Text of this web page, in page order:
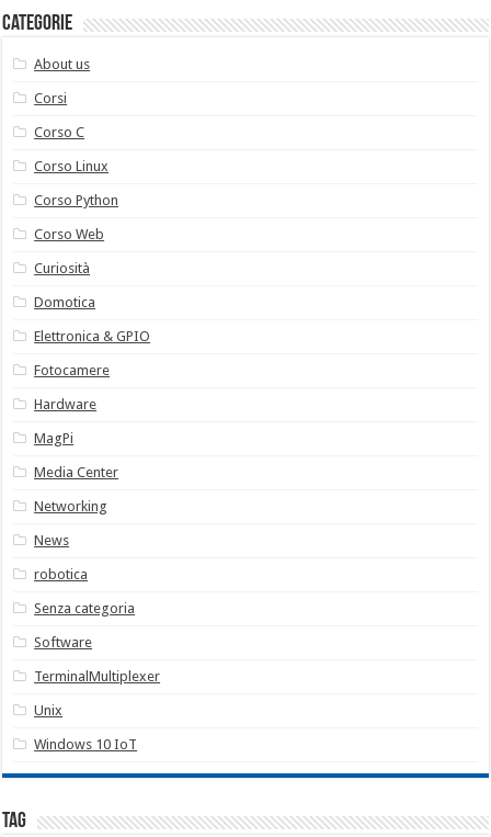
Categorie
About us
Corsi
Corso C
Corso Linux
Corso Python
Corso Web
Curiosità
Domotica
Elettronica & GPIO
Fotocamere
Hardware
MagPi
Media Center
Networking
News
robotica
Senza categoria
Software
TerminalMultiplexer
Unix
Windows 10 IoT
Tag